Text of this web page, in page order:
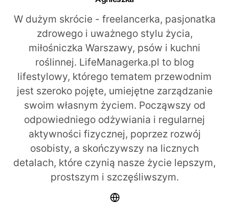
W dużym skrócie - freelancerka, pasjonatka
zdrowego i uważnego stylu życia,
miłośniczka Warszawy, psów i kuchni
roślinnej. LifeManagerka.pl to blog
lifestylowy, którego tematem przewodnim
jest szeroko pojęte, umiejętne zarządzanie
swoim własnym życiem. Począwszy od
odpowiedniego odżywiania i regularnej
aktywności fizycznej, poprzez rozwój
osobisty, a skończywszy na licznych
detalach, które czynią nasze życie lepszym,
prostszym i szczęśliwszym.